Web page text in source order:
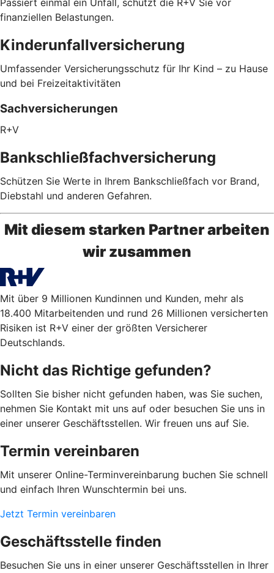
Passiert einmal ein Unfall, schützt die R+V Sie vor
finanziellen Belastungen.
Kinderunfallversicherung
Umfassender Versicherungsschutz für Ihr Kind – zu Hause
und bei Freizeitaktivitäten
Sachversicherungen
R+V
Bankschließfachversicherung
Schützen Sie Werte in Ihrem Bankschließfach vor Brand,
Diebstahl und anderen Gefahren.
Mit diesem starken Partner arbeiten
wir zusammen
Mit über 9 Millionen Kundinnen und Kunden, mehr als
18.400 Mitarbeitenden und rund 26 Millionen versicherten
Risiken ist R+V einer der größten Versicherer
Deutschlands.
Nicht das Richtige gefunden?
Sollten Sie bisher nicht gefunden haben, was Sie suchen,
nehmen Sie Kontakt mit uns auf oder besuchen Sie uns in
einer unserer Geschäftsstellen. Wir freuen uns auf Sie.
Termin vereinbaren
Mit unserer Online-Terminvereinbarung buchen Sie schnell
und einfach Ihren Wunschtermin bei uns.
Jetzt Termin vereinbaren
Geschäftsstelle finden
Besuchen Sie uns in einer unserer Geschäftsstellen in Ihrer